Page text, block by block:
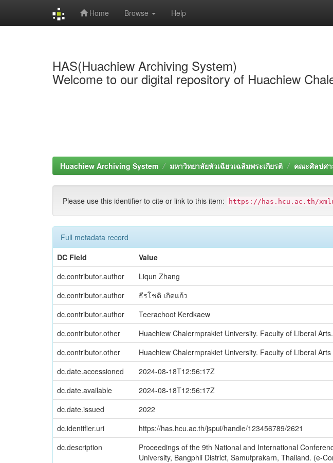
Home Browse Help
HAS(Huachiew Archiving System)
Welcome to our digital repository of Huachiew
Huachiew Archiving System มหาวิทยาลัยหัวเฉียวเฉลิมพระเกียรติ คณะศิลปศ
Please use this identifier to cite or link to this item: https://has.hcu.ac.th/
Full metadata record
DC Field
Value
dc.contributor.author
Liqun Zhang
dc.contributor.author
ธีรโชติ เกิดแก้ว
dc.contributor.author
Teerachoot Kerdkaew
dc.contributor.other
Huachiew Chalermprakiet University. Faculty of Liberal
dc.contributor.other
Huachiew Chalermprakiet University. Faculty of Liberal Arts
dc.date.accessioned
2024-08-18T12:56:17Z
dc.date.available
2024-08-18T12:56:17Z
dc.date.issued
2022
dc.identifier.uri
https://has.hcu.ac.th/jspui/handle/123456789/2621
dc.description
Proceedings of the 9th National and International
University, Bangphli District, Samutprakarn, Thailand. (e-